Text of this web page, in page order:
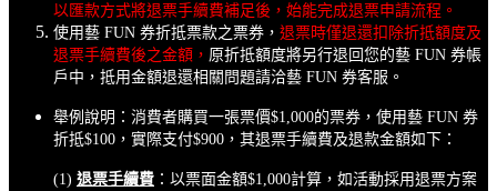
以匯款方式將退票手續費補足後，始能完成退票申請流程。
使用藝 FUN 券折抵票款之票券， 退票時僅退還扣除折抵額度及
退票手續費後之金額， 原折抵額度將另行退回您的藝 FUN 券帳
戶中，抵用金額退還相關問題請洽藝 FUN 券客服。
舉例說明：消費者購買一張票價$1,000的票券，使用藝 FUN 券
折抵$100，實際支付$900，其退票手續費及退款金額如下：
(1) 退票手續費 ：以票面金額$1,000計算，如活動採用退票方案